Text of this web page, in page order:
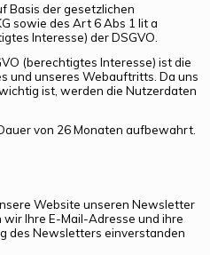
Basis der gesetzlichen
sowie des Art 6 Abs 1 lit a
Interesse) der DSGVO.
(berechtigtes Interesse) ist die
und unseres Webauftritts. Da uns
ist, werden die Nutzerdaten
von 26 Monaten aufbewahrt.
Website unseren Newsletter
Ihre E-Mail-Adresse und ihre
des Newsletters einverstanden